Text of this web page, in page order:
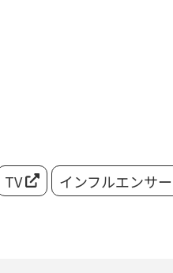
TV インフルエンサー